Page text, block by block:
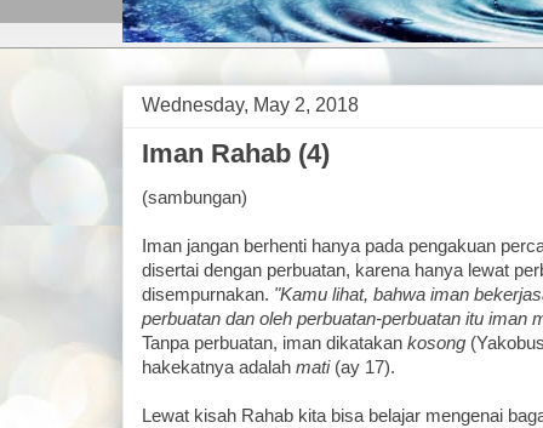
Wednesday, May 2, 2018
Iman Rahab (4)
(sambungan)
Iman jangan berhenti hanya pada pengakuan
disertai dengan perbuatan, karena hanya lewat
disempurnakan. "Kamu lihat, bahwa iman
perbuatan dan oleh perbuatan-perbuatan itu iman
Tanpa perbuatan, iman dikatakan kosong
hakekatnya adalah mati(ay 17).
Lewat kisah Rahab kita bisa belajar mengenai